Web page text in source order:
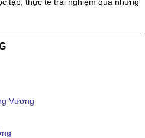
Vương